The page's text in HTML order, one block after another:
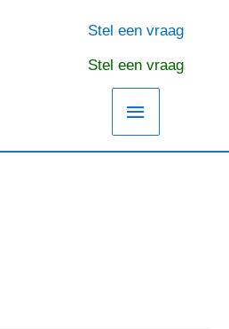
Hoofdmenu
Stel een vraag
Stel een vraag